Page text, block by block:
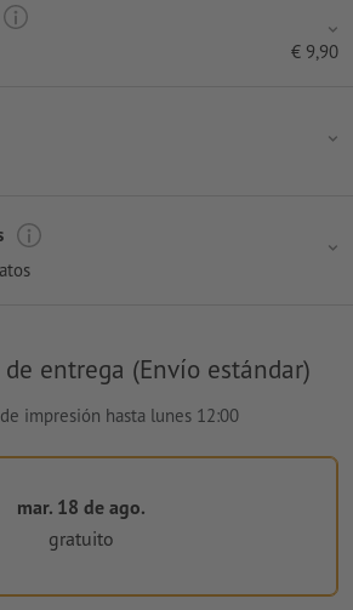
€ 9,90
entrega (Envío estándar)
impresión hasta lunes 12:00
mar. 18 de ago.
gratuito